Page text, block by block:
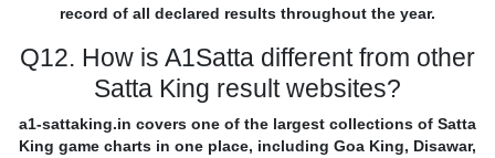
record of all declared results throughout the year.
Q12. How is A1Satta different from other
Satta King result websites?
a1-sattaking.in covers one of the largest collections of Satta
King game charts in one place, including Goa King, Disawar,